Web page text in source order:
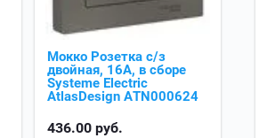
Мокко Розетка с/з
двойная, 16А, в сборе
Systeme Electric
AtlasDesign ATN000624
436.00 руб.